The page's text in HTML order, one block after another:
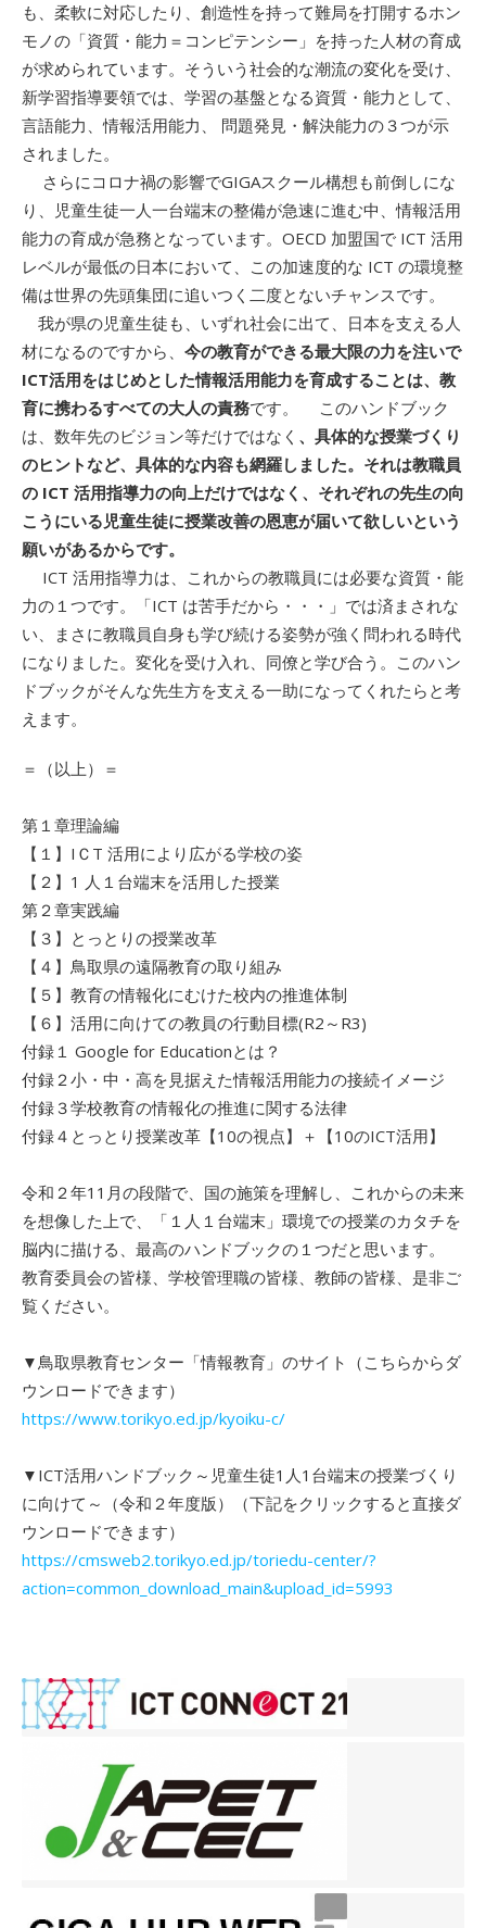
も、柔軟に対応したり、創造性を持って難局を打開するホン
モノの「資質・能力＝コンピテンシー」を持った人材の育成
が求められています。そういう社会的な潮流の変化を受け、
新学習指導要領では、学習の基盤となる資質・能力として、
言語能力、情報活用能力、 問題発見・解決能力の３つが示
されました。
さらにコロナ禍の影響でGIGAスクール構想も前倒しにな
り、児童生徒一人一台端末の整備が急速に進む中、情報活用
能力の育成が急務となっています。OECD 加盟国で ICT 活用
レベルが最低の日本において、この加速度的な ICT の環境整
備は世界の先頭集団に追いつく二度とないチャンスです。
我が県の児童生徒も、いずれ社会に出て、日本を支える人
材になるのですから、 今の教育ができる最大限の力を注いで
ICT活用をはじめとした情報活用能力を育成することは、教
育に携わるすべての大人の責務です。 このハンドブック
は、数年先のビジョン等だけではなく 、具体的な授業づくり
のヒントなど、具体的な内容も網羅しました。それは教職員
の ICT 活用指導力の向上だけではなく、それぞれの先生の向
こうにいる児童生徒に授業改善の恩恵が届いて欲しいという
願いがあるからです。
ICT 活用指導力は、これからの教職員には必要な資質・能
力の１つです。「ICT は苦手だから・・・」では済まされな
い、まさに教職員自身も学び続ける姿勢が強く問われる時代
になりました。変化を受け入れ、同僚と学び合う。このハン
ドブックがそんな先生方を支える一助になってくれたらと考
えます。
＝（以上）＝
第１章理論編
【１】IＣT 活用により広がる学校の姿
【２】1 人１台端末を活用した授業
第２章実践編
【３】とっとりの授業改革
【４】鳥取県の遠隔教育の取り組み
【５】教育の情報化にむけた校内の推進体制
【６】活用に向けての教員の行動目標(R2～R3)
付録１ Google for Educationとは？
付録２小・中・高を見据えた情報活用能力の接続イメージ
付録３学校教育の情報化の推進に関する法律
付録４とっとり授業改革【10の視点】＋【10のICT活用】
令和２年11月の段階で、国の施策を理解し、これからの未来
を想像した上で、「１人１台端末」環境での授業のカタチを
脳内に描ける、最高のハンドブックの１つだと思います。
教育委員会の皆様、学校管理職の皆様、教師の皆様、是非ご
覧ください。
▼鳥取県教育センター「情報教育」のサイト（こちらからダ
ウンロードできます）
https://www.torikyo.ed.jp/kyoiku-c/
▼ICT活用ハンドブック～児童生徒1人1台端末の授業づくり
に向けて～（令和２年度版）（下記をクリックすると直接ダ
ウンロードできます）
https://cmsweb2.torikyo.ed.jp/toriedu-center/?
action=common_download_main&upload_id=5993